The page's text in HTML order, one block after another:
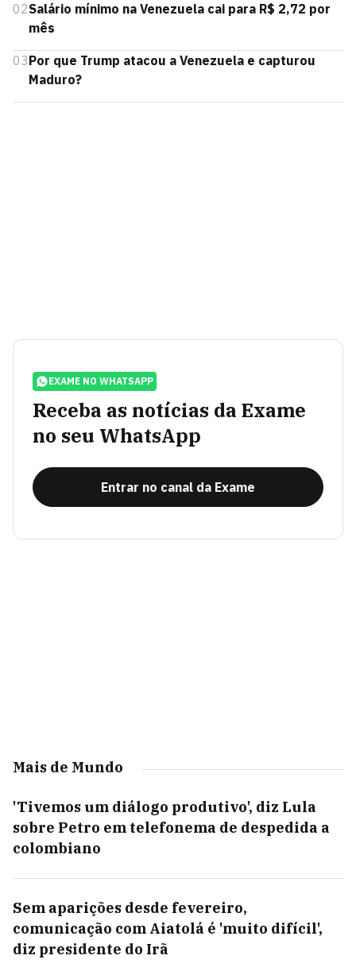
02Salário mínimo na Venezuela cai para R$ 2,72 por
mês
03Por que Trump atacou a Venezuela e capturou
Maduro?
EXAME NO WHATSAPP
Receba as notícias da Exame
no seu WhatsApp
Entrar no canal da Exame
Mais de Mundo
'Tivemos um diálogo produtivo', diz Lula
sobre Petro em telefonema de despedida a
colombiano
Sem aparições desde fevereiro,
comunicação com Aiatolá é 'muito difícil',
diz presidente do Irã